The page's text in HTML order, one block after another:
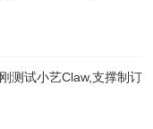
测试小艺Claw,支撑制订